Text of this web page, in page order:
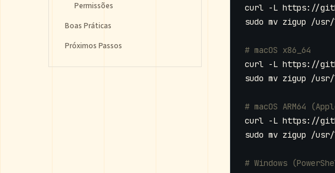
Permissões
Boas Práticas
Próximos Passos
curl -L https://
# macOS x86_64
curl -L https://
# macOS ARM64
curl -L https://
# Windows